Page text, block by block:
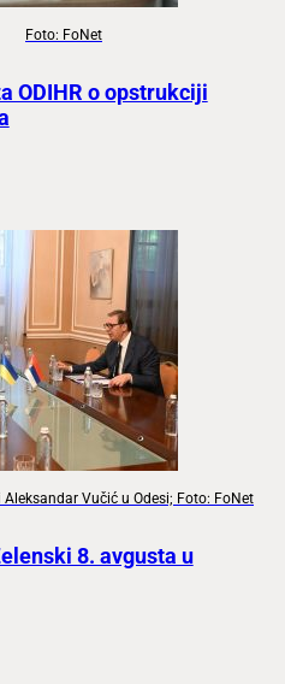
Foto: FoNet
ODIHR o opstrukciji
Vučić u Odesi; Foto: FoNet
8. avgusta u